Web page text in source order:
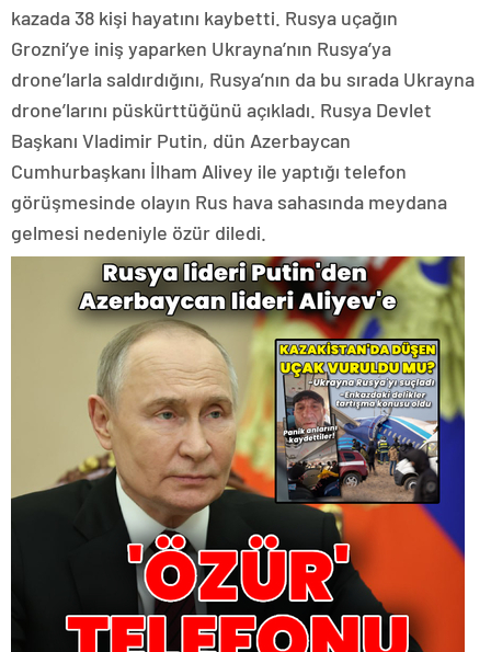
kazada 38 kişi hayatını kaybetti. Rusya uçağın
Grozni’ye iniş yaparken Ukrayna’nın Rusya’ya
drone’larla saldırdığını, Rusya’nın da bu sırada Ukrayna
drone’larını püskürttüğünü açıkladı. Rusya Devlet
Başkanı Vladimir Putin, dün Azerbaycan
Cumhurbaşkanı İlham Alivey ile yaptığı telefon
görüşmesinde olayın Rus hava sahasında meydana
gelmesi nedeniyle özür diledi.